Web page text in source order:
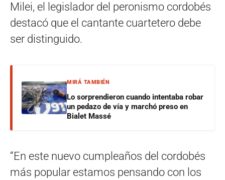
Milei, el legislador del peronismo cordobés
destacó que el cantante cuartetero debe
ser distinguido.
MIRÁ TAMBIÉN
Lo sorprendieron cuando intentaba robar
un pedazo de vía y marchó preso en
Bialet Massé
“En este nuevo cumpleaños del cordobés
más popular estamos pensando con los